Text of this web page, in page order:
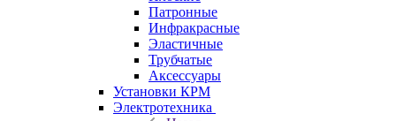
Патронные
Инфракрасные
Эластичные
Трубчатые
Аксессуары
Установки КРМ
Электротехника